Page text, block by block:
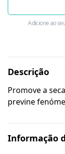
Adicione ao
Descrição
Promove a
previne
Informação